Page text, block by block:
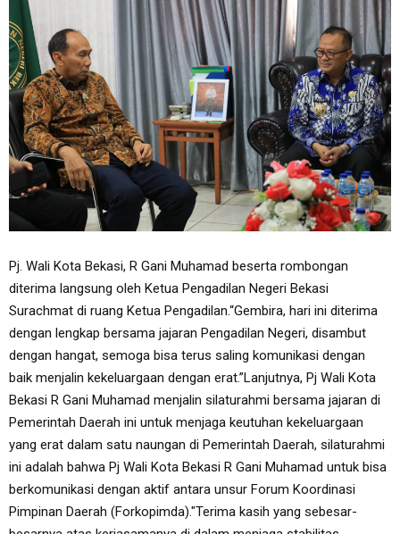
Pj. Wali Kota Bekasi, R Gani Muhamad beserta rombongan
diterima langsung oleh Ketua Pengadilan Negeri Bekasi
Surachmat di ruang Ketua Pengadilan.“Gembira, hari ini diterima
dengan lengkap bersama jajaran Pengadilan Negeri, disambut
dengan hangat, semoga bisa terus saling komunikasi dengan
baik menjalin kekeluargaan dengan erat.”Lanjutnya, Pj Wali Kota
Bekasi R Gani Muhamad menjalin silaturahmi bersama jajaran di
Pemerintah Daerah ini untuk menjaga keutuhan kekeluargaan
yang erat dalam satu naungan di Pemerintah Daerah, silaturahmi
ini adalah bahwa Pj Wali Kota Bekasi R Gani Muhamad untuk bisa
berkomunikasi dengan aktif antara unsur Forum Koordinasi
Pimpinan Daerah (Forkopimda)."Terima kasih yang sebesar-